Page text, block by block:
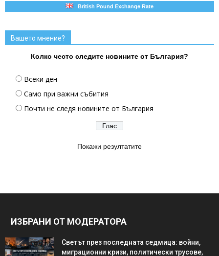
British Pound Exchange Rate
Вашето мнение?
Колко често следите новините от България?
Всеки ден
Само при важни събития
Почти не следя новините от България
Покажи резултатите
ИЗБРАНИ ОТ МОДЕРАТОРА
Светът през последната седмица: войни,
миграционни кризи, политически трусове,